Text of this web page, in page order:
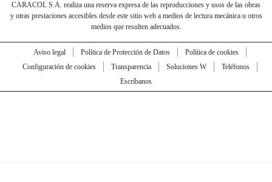
CARACOL S.A. realiza una reserva expresa de las reproducciones y usos de las obras
y otras prestaciones accesibles desde este sitio web a medios de lectura mecánica u otros
medios que resulten adecuados.
Aviso legal Política de Protección de Datos
Política de cookies
Configuración de cookies
Transparencia Soluciones W
Teléfonos
Escríbanos